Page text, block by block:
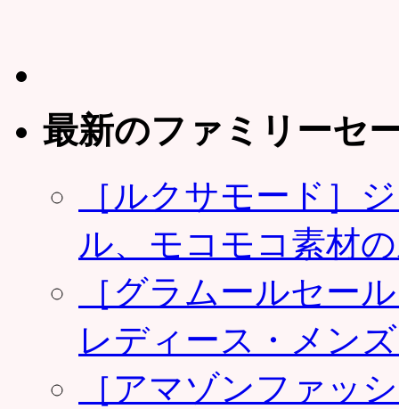
最新のファミリーセ
［ルクサモード］
ル、モコモコ素材
［グラムールセー
レディース・メン
［アマゾンファッ